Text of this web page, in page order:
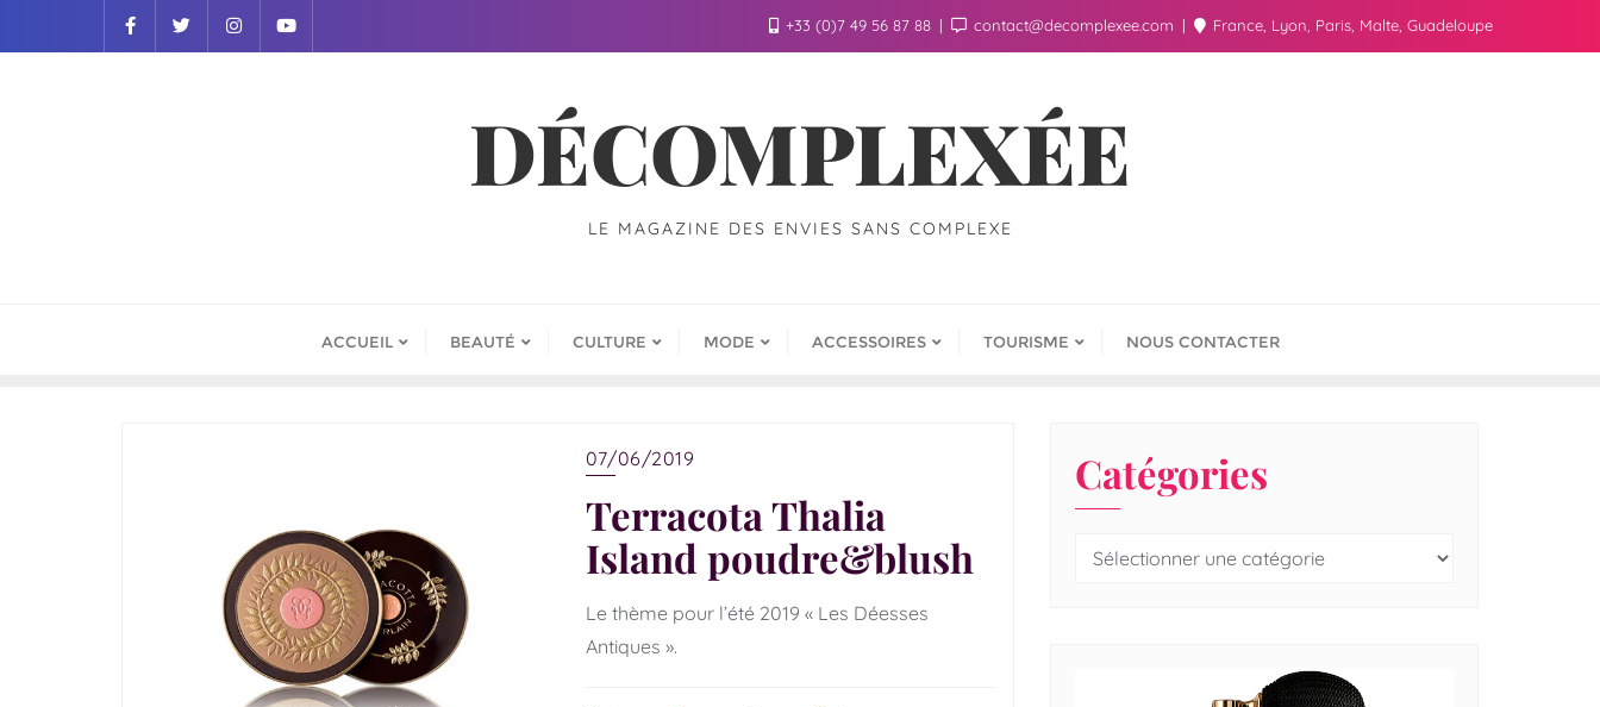
+33 (0)7 49 56 87 88 contact@decomplexee.com France, Lyon, Paris, Malte, Guadeloupe
DÉCOMPLEXÉE
LE MAGAZINE DES ENVIES SANS COMPLEXE
ACCUEIL BEAUTÉ CULTURE MODE ACCESSOIRES TOURISME NOUS CONTACTER
07/06/2019
Terracota Thalia
Island poudre&blush
Le thème pour l’été 2019 « Les Déesses
Antiques ».
Catégories